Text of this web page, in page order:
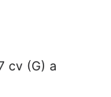
cv (G) a